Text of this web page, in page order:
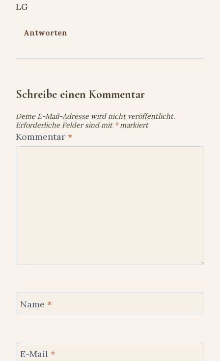
LG
Antworten
Schreibe einen Kommentar
Deine E-Mail-Adresse wird nicht veröffentlicht.
Erforderliche Felder sind mit *markiert
Kommentar *
Name *
E-Mail *